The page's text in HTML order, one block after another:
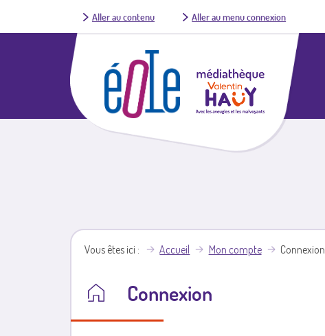
Aller au contenu Aller au menu connexion
Vous êtes ici Accueil Mon compte Connexion
Connexion